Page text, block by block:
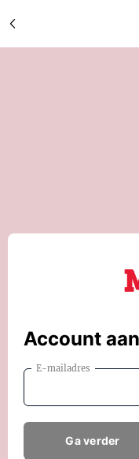
Account
E-mailadres
Ga verder